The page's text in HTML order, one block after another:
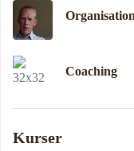
Coaching
Kurser